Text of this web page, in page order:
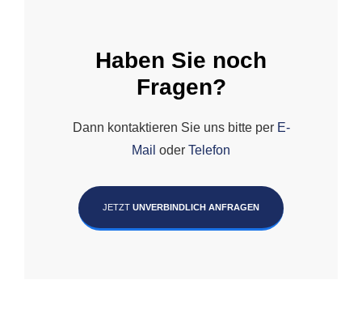
Haben Sie noch
Fragen?
Dann kontaktieren Sie uns bitte per E-
Mail oder Telefon
JETZT UNVERBINDLICH ANFRAGEN